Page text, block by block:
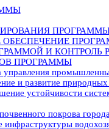
И КОНТРОЛЬ
ПРОГРАММЫ
управления
и развитие
устойчивости
покрова
инфраструктуры